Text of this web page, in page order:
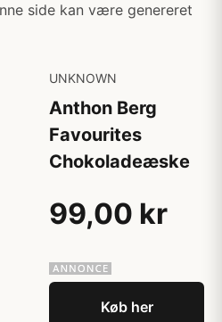
side kan være genereret
UNKNOWN
Anthon Berg
Favourites
Chokoladeæske
99,00 kr
Køb her